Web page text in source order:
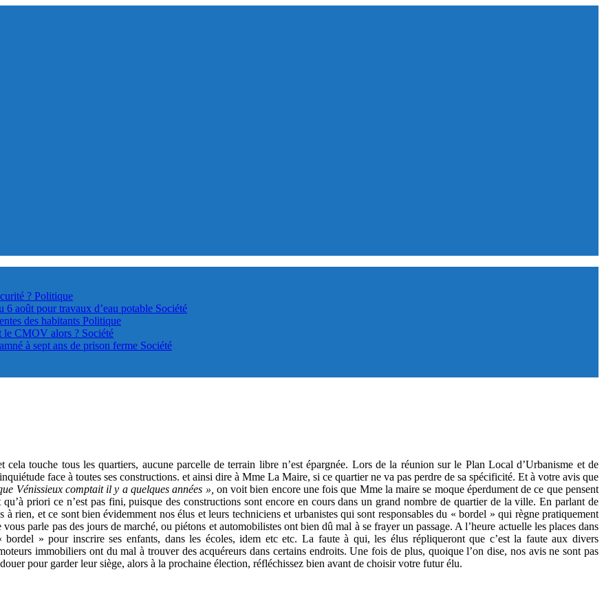
? Politique
août pour travaux d’eau potable Société
des habitants Politique
le CMOV alors ? Société
à sept ans de prison ferme Société
touche tous les quartiers, aucune parcelle de terrain libre n’est épargnée. Lors de la réunion sur le Plan Local d’Urbanisme et de
face à toutes ses constructions. et ainsi dire à Mme La Maire, si ce quartier ne va pas perdre de sa spécificité. Et à votre avis que
Vénissieux comptait il y a quelques années », on voit bien encore une fois que Mme la maire se moque éperdument de ce que pensent
priori ce n’est pas fini, puisque des constructions sont encore en cours dans un grand nombre de quartier de la ville. En parlant de
rien, et ce sont bien évidemment nos élus et leurs techniciens et urbanistes qui sont responsables du « bordel » qui règne pratiquement
parle pas des jours de marché, ou piétons et automobilistes ont bien dû mal à se frayer un passage. A l’heure actuelle les places dans
bordel » pour inscrire ses enfants, dans les écoles, idem etc etc. La faute à qui, les élus répliqueront que c’est la faute aux divers
immobiliers ont du mal à trouver des acquéreurs dans certains endroits. Une fois de plus, quoique l’on dise, nos avis ne sont pas
pour garder leur siège, alors à la prochaine élection, réfléchissez bien avant de choisir votre futur élu.